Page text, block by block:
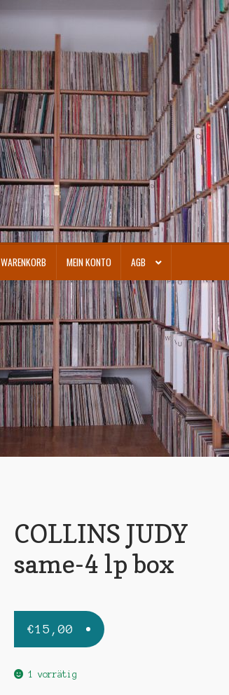
WARENKORB MEIN KONTO AGB
COLLINS JUDY
same-4 lp box
€15,00
1 vorrätig